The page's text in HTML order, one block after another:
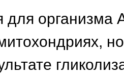
для организма